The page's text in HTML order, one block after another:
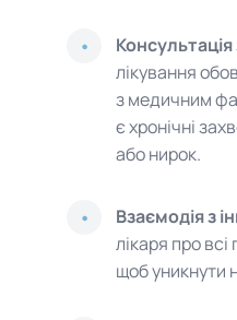
Консультація
лікування
з медичним
є хронічні
або нирок.
Взаємодія з
лікаря про
щоб уникнути